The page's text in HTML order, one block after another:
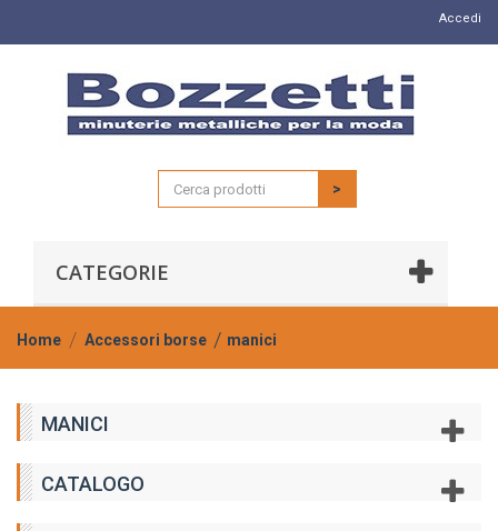
Accedi
>
CATEGORIE
Home Accessori borse manici
MANICI
CATALOGO